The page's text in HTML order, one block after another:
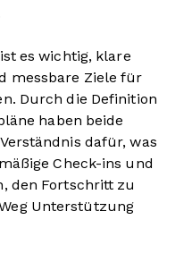
es wichtig, klare
messbare Ziele für
Durch die Definition
haben beide
dafür, was
Check-ins und
den Fortschritt zu
Unterstützung